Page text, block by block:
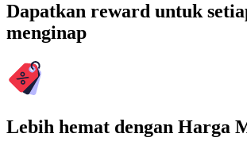
Dapatkan reward untuk
menginap
Lebih hemat dengan Harga